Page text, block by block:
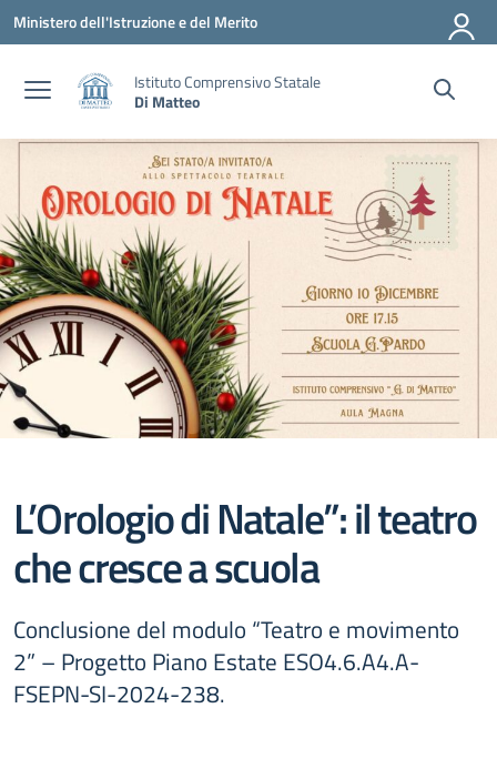
Vai ai contenuti
Vai al menu di navigazione
Vai al footer
Ministero dell'Istruzione e del Merito
Istituto Comprensivo Statale
Di Matteo
L’Orologio di Natale”: il teatro
che cresce a scuola
Conclusione del modulo “Teatro e movimento
2” – Progetto Piano Estate ESO4.6.A4.A-
FSEPN-SI-2024-238.